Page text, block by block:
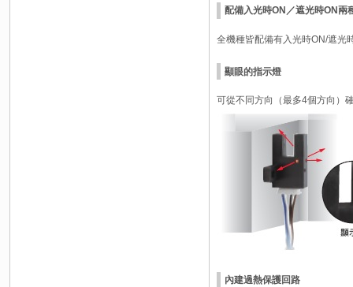
配備入光時ON／遮光時ON兩
全機種皆配備有入光時ON/遮光
顯眼的指示燈
可從不同方向（最多4個方向）
內建過熱保護回路